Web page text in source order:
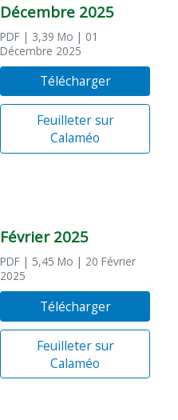
Décembre 2025
PDF | 3,39 Mo | 01
Décembre 2025
Télécharger
Feuilleter sur
Calaméo
Février 2025
PDF | 5,45 Mo | 20 Février
2025
Télécharger
Feuilleter sur
Calaméo